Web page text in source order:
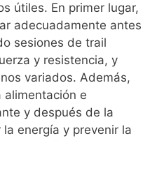
útiles. En primer lugar,
adecuadamente ⁣antes
sesiones de trail
y resistencia, y
variados. Además,
e
y ​después de la
energía y prevenir la